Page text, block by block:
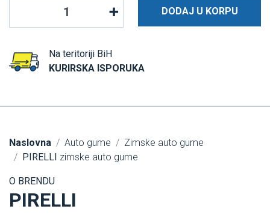
DODAJ U KORPU
Na teritoriji BiH
KURIRSKA ISPORUKA
Naslovna Auto gume
Zimske auto gume
PIRELLI zimske auto gume
O BRENDU
PIRELLI